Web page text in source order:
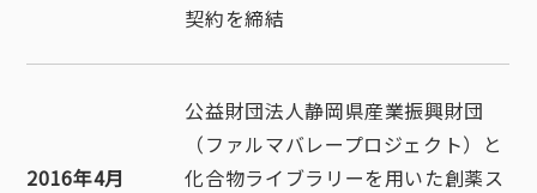
契約を締結
2016年4月
公益財団法人静岡県産業振興財団
（ファルマバレープロジェクト）と
化合物ライブラリーを用いた創薬ス